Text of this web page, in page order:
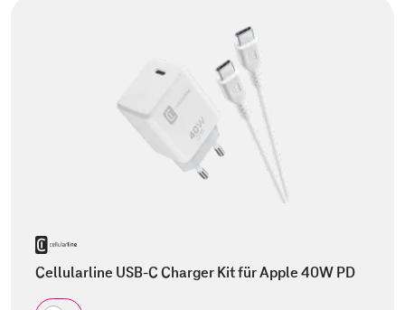
Cellularline USB-C Charger Kit für Apple 40W PD